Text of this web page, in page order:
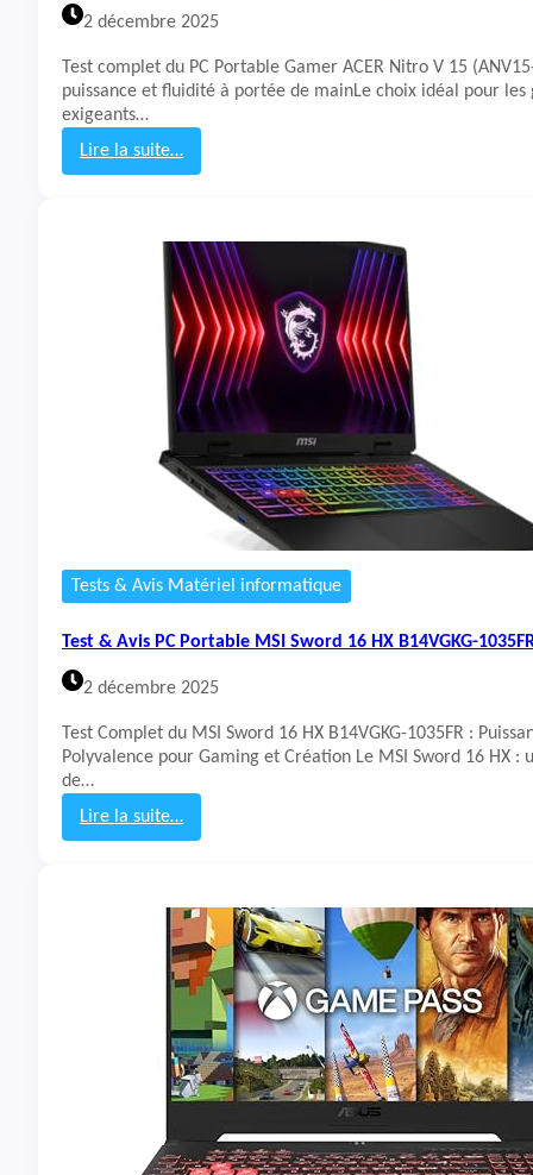
I
a
t
a
n
a
H
X
B
1
4
W
G
-
0
1
2 décembre 2025
Test complet du PC Portable Gamer ACER Nitro V 15
puissance et fluidité à portée de mainLe choix idéal pour les
exigeants…
Lire la suite…
:
s
t
&
A
v
s
C
P
o
b
l
A
E
N
i
t
r
o
5
(
A
N
1
5
-
5
Tests & Avis Matériel informatique
Test & Avis PC Portable MSI Sword 16 HX B14VGKG-
2 décembre 2025
Test Complet du MSI Sword 16 HX B14VGKG-1035FR :
Polyvalence pour Gaming et Création Le MSI Sword 16 HX :
de…
Lire la suite…
:
s
t
&
A
i
s
P
C